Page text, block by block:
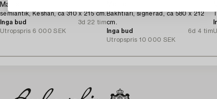
Matta,
semiantik, Keshan, ca 310 x 215 cm.
Inga bud
3d 22 tim
Utropspris 6 000 SEK
Bakhtiari, signerad, ca 580 x 212
cm.
Inga bud
6d 4 tim
Utropspris 10 000 SEK